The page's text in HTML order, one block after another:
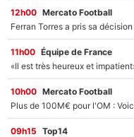
12h00 Mercato Football
11h00 Équipe de France
10h00 Mercato Football
09h15 Top14